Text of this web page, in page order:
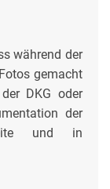
während der
gemacht
DKG oder
der
und in